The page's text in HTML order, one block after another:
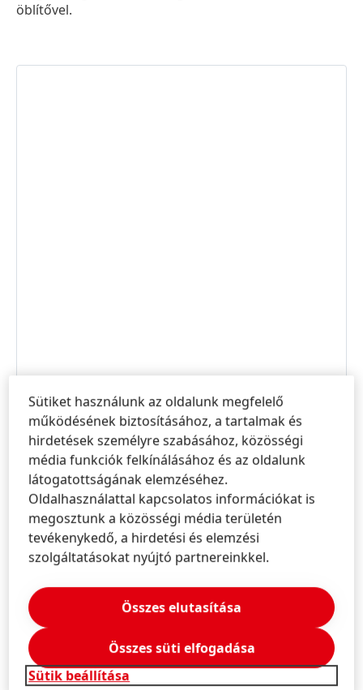
öblítővel.
Tájékoztatók és szolgáltatások
Lépjen kapcsolatba velünk!
Kérjen felvilágosítást termékeinkről és
megoldásainkról!
Sütiket használunk az oldalunk megfelelő
működésének biztosításához, a tartalmak és
hirdetések személyre szabásához, közösségi
média funkciók felkínálásához és az oldalunk
látogatottságának elemzéséhez.
Oldalhasználattal kapcsolatos információkat is
megosztunk a közösségi média területén
tevékenykedő, a hirdetési és elemzési
szolgáltatásokat nyújtó partnereinkkel.
Sütik beállítása
Összes elutasítása
Összes süti elfogadása